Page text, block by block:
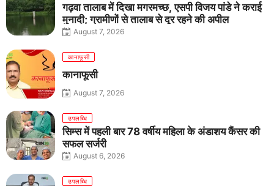
गढ़वा तालाब में दिखा मगरमच्छ, एसपी विजय पांडे ने कराई
मुनादी; ग्रामीणों से तालाब से दूर रहने की अपील
August 7, 2026
कानाफूसी
कानाफूसी
August 7, 2026
उपलब्धि
सिम्स में पहली बार 78 वर्षीय महिला के अंडाशय कैंसर की
सफल सर्जरी
August 6, 2026
उपलब्धि